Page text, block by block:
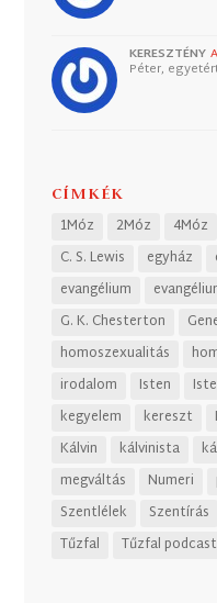
KERESZTÉNY
Péter,
CÍMKÉK
1Móz 2Móz 4Móz
C. S. Lewis
egyház
evangélium
G. K. Chesterton
homoszexualitás
irodalom
Isten
kegyelem
kereszt
Kálvin
kálvinista
megváltás
Numeri
Szentlélek
Szentírás
Tűzfal
Tűzfal podcast